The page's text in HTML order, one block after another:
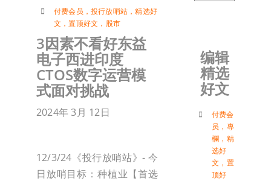
付费会员 ， 投行放哨站 ，精选好
文 ，置顶好文 ， 股市
3因素不看好东益
电子西进印度
CTOS数字运营模
式面对挑战
2024年 3月 12日
12/3/24《投行放哨站》- 今
日放哨目标：种植业【首选
编辑
精选
好文
付费会
员 ， 專
欄 ， 精
选好
文 ， 置
顶好